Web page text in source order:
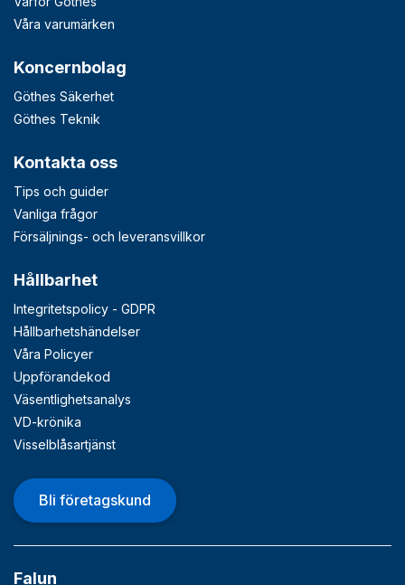
Våra varumärken
Koncernbolag
Göthes Säkerhet
Göthes Teknik
Kontakta oss
Tips och guider
Vanliga frågor
Försäljnings- och leveransvillkor
Hållbarhet
Integritetspolicy - GDPR
Hållbarhetshändelser
Våra Policyer
Uppförandekod
Väsentlighetsanalys
VD-krönika
Visselblåsartjänst
Bli företagskund
Falun